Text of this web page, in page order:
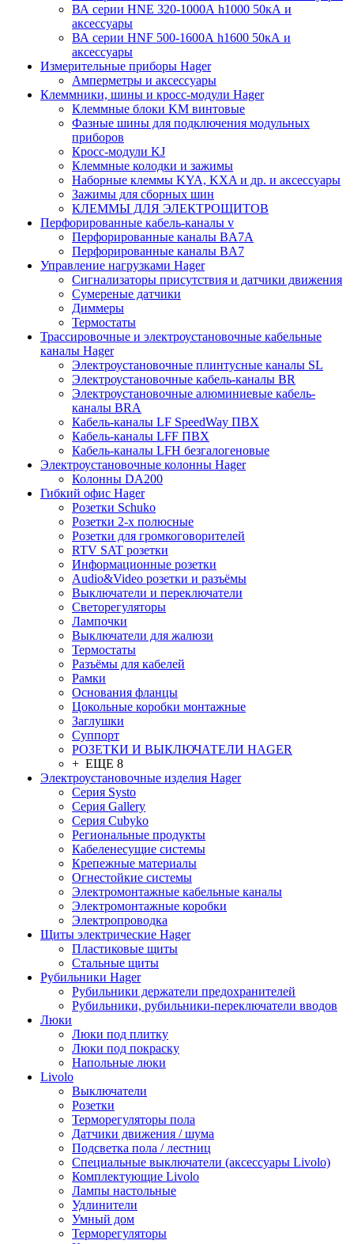
ВА серии HNE 320-1000А h1000 50кА и
аксессуары
ВА серии HNF 500-1600А h1600 50кА и
аксессуары
Измерительные приборы Hager
Амперметры и аксессуары
Клеммники, шины и кросс-модули Hager
Клеммные блоки KM винтовые
Фазные шины для подключения модульных
приборов
Кросс-модули KJ
Клеммные колодки и зажимы
Наборные клеммы KYA, KXA и др. и аксессуары
Зажимы для сборных шин
КЛЕММЫ ДЛЯ ЭЛЕКТРОЩИТОВ
Перфорированные кабель-каналы v
Перфорированные каналы BA7A
Перфорированные каналы BA7
Управление нагрузками Hager
Сигнализаторы присутствия и датчики движения
Сумереные датчики
Диммеры
Термостаты
Трассировочные и электроустановочные кабельные
каналы Hager
Электроустановочные плинтусные каналы SL
Электроустановочные кабель-каналы BR
Электроустановочные алюминиевые кабель-
каналы BRA
Кабель-каналы LF SpeedWay ПВХ
Кабель-каналы LFF ПВХ
Кабель-каналы LFH безгалогеновые
Электроустановочные колонны Hager
Колонны DA200
Гибкий офис Hager
Розетки Schuko
Розетки 2-х полюсные
Розетки для громкоговорителей
RTV SAT розетки
Информационные розетки
Audio&Video розетки и разъёмы
Выключатели и переключатели
Светорегуляторы
Лампочки
Выключатели для жалюзи
Термостаты
Разъёмы для кабелей
Рамки
Основания фланцы
Цокольные коробки монтажные
Заглушки
Суппорт
РОЗЕТКИ И ВЫКЛЮЧАТЕЛИ HAGER
+ ЕЩЕ 8
Электроустановочные изделия Hager
Серия Systo
Серия Gallery
Серия Cubyko
Региональные продукты
Кабеленесущие системы
Крепежные материалы
Огнестойкие системы
Электромонтажные кабельные каналы
Электромонтажные коробки
Электропроводка
Щиты электрические Hager
Пластиковые щиты
Стальные щиты
Рубильники Hager
Рубильники держатели предохранителей
Рубильники, рубильники-переключатели вводов
Люки
Люки под плитку
Люки под покраску
Напольные люки
Livolo
Выключатели
Розетки
Терморегуляторы пола
Датчики движения / шума
Подсветка пола / лестниц
Специальные выключатели (аксессуары Livolo)
Комплектующие Livolo
Лампы настольные
Удлинители
Умный дом
Терморегуляторы